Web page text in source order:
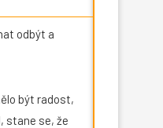
odbýt a
být radost,
stane se, že